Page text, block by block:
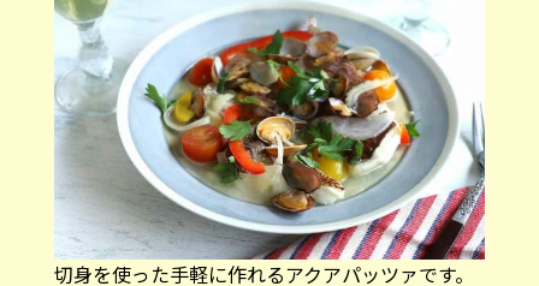
切身を使った手軽に作れるアクアパッツァです。